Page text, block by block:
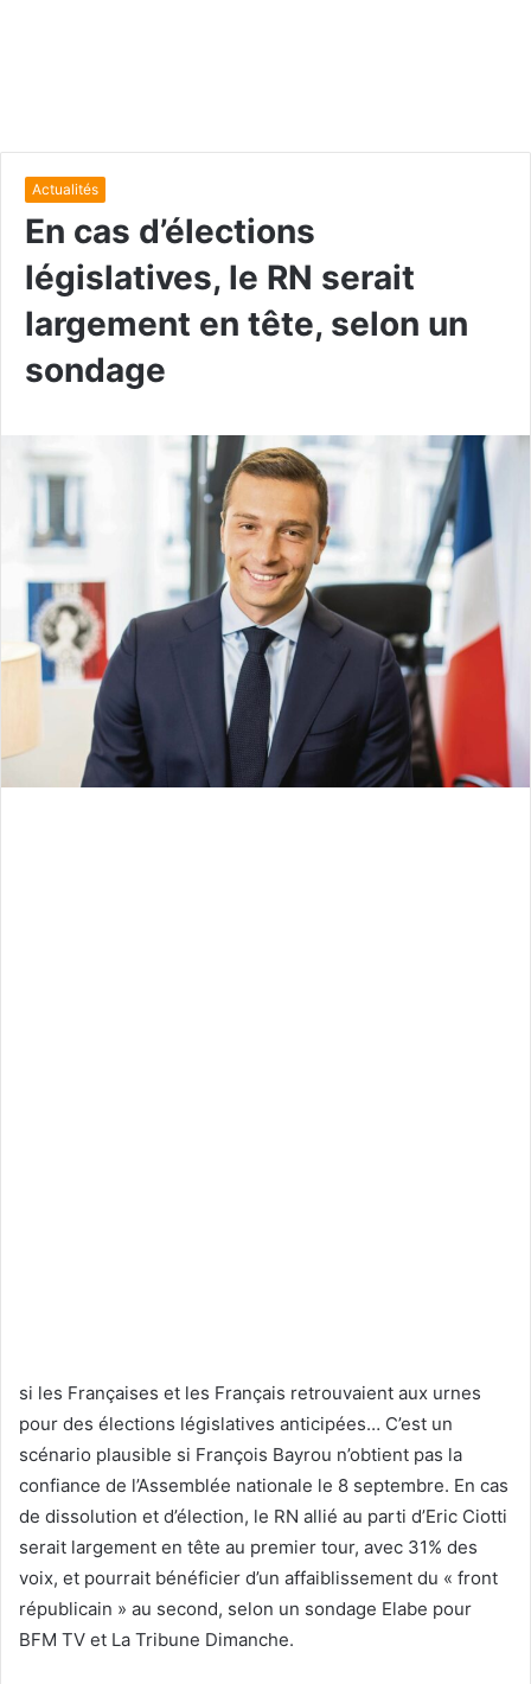
Actualités
En cas d’élections
législatives, le RN serait
largement en tête, selon un
sondage
si les Françaises et les Français retrouvaient aux urnes
pour des élections législatives anticipées… C’est un
scénario plausible si François Bayrou n’obtient pas la
confiance de l’Assemblée nationale le 8 septembre. En cas
de dissolution et d’élection, le RN allié au parti d’Eric Ciotti
serait largement en tête au premier tour, avec 31% des
voix, et pourrait bénéficier d’un affaiblissement du « front
républicain » au second, selon un sondage Elabe pour
BFM TV et La Tribune Dimanche.